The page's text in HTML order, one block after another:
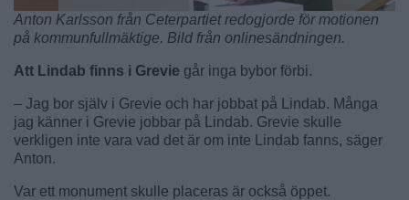
Anton Karlsson från Ceterpartiet redogjorde för motionen
på kommunfullmäktige. Bild från onlinesändningen.
Att Lindab finns i Grevie går inga bybor förbi.
– Jag bor själv i Grevie och har jobbat på Lindab. Många
jag känner i Grevie jobbar på Lindab. Grevie skulle
verkligen inte vara vad det är om inte Lindab fanns, säger
Anton.
Var ett monument skulle placeras är också öppet.